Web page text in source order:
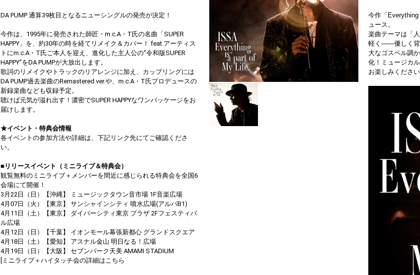
DA PUMP 通算39枚目となるニューシングルの発売が決定！
今作は、1995年に発売された師匠・m.c.A・T氏の名曲「SUPER
HAPPY」を、約30年の時を経てリメイク＆カバー！ feat.アーティス
トにm.c.A・T氏ご本人を迎え、進化した主人公の“令和版SUPER
HAPPY”をDA PUMPが大放出します。
歌詞のリメイクやトラックのリアレンジに加え、カップリングには
DA PUMP過去楽曲のRemastered ver.や、m.c.A・T氏プロデュースの
新録楽曲なども収録予定。
聴けば元気が溢れ出す！濃密でSUPER HAPPYなワンパッケージをお
届けします。
★イベント・特典会情報
各イベントの参加方法や詳細は、下記リンク先にてご確認くださ
い。
■リリースイベント（ミニライブ＆特典会）
観覧無料のミニライブ＋メンバーを間近に感じられる特典会を全国6
会場にて開催！
3月22日（日）【沖縄】 ミュージックタウン音市場 1F音楽広場
4月07日（火）【東京】 サンシャインシティ 噴水広場(アルパB1)
4月11日（土）【東京】 ダイバーシティ東京 プラザ 2Fフェスティバ
ル広場
4月12日（日）【千葉】 イオンモール幕張新都心 グランドスクエア
4月18日（土）【愛知】 アスナル金山 明日なる！広場
4月19日（日）【大阪】 セブンパーク天美 AMAMI STADIUM
[ミニライブ＋ハイタッチ会の詳細はこちら
今作「
ュース。
楽曲テーマは「
軽く——優しく背
大なゴスペル調
化！ミュージカ
お楽しみくださ